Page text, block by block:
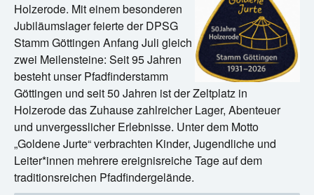
Holzerode. Mit einem besonderen
Jubiläumslager feierte der DPSG
Stamm Göttingen Anfang Juli gleich
zwei Meilensteine: Seit 95 Jahren
besteht unser Pfadfinderstamm
Göttingen und seit 50 Jahren ist der Zeltplatz in
Holzerode das Zuhause zahlreicher Lager, Abenteuer
und unvergesslicher Erlebnisse. Unter dem Motto
„Goldene Jurte“ verbrachten Kinder, Jugendliche und
Leiter*innen mehrere ereignisreiche Tage auf dem
traditionsreichen Pfadfindergelände.